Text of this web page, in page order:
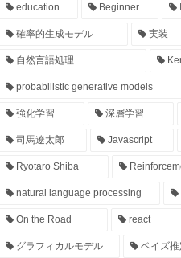
education Beginner
確率的生成モデル 実装
自然言語処理
probabilistic generative models
強化学習 深層学習
司馬遼太郎 Javascript
Ryotaro Shiba
natural language processing
On the Road react
グラフィカルモデル ベイズ推